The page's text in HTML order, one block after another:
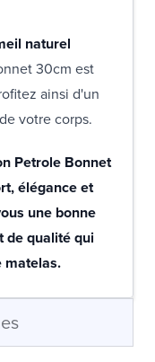
naturel
30cm est
ainsi d'un
votre corps.
Petrole Bonnet
élégance et
une bonne
de qualité qui
matelas.